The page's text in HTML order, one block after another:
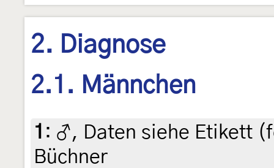
2. Diagnose
2.1. Männchen
1 : ♂, Daten siehe Etikett
Büchner